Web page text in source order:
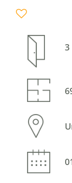
3